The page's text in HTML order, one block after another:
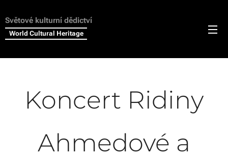
Světové kulturní dědictví
World Cultural Heritage
Koncert Ridiny
Ahmedové a